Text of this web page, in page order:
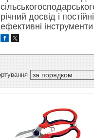
річний досвід і
ефективні